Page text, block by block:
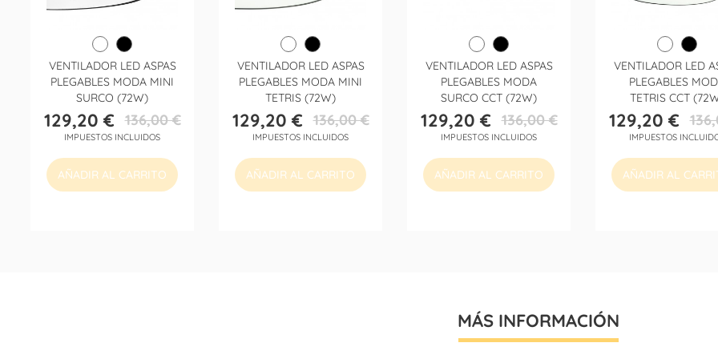
VENTILADOR LED ASPAS
PLEGABLES MODA MINI
SURCO (72W)
Precio
129,20 €Precio
base
136,00 €
IMPUESTOS INCLUIDOS
AÑADIR AL CARRITO
VENTILADOR LED ASPAS
PLEGABLES MODA MINI
TETRIS (72W)
Precio
129,20 €Precio
base
136,00 €
IMPUESTOS INCLUIDOS
AÑADIR AL CARRITO
VENTILADOR LED ASPAS
PLEGABLES MODA
SURCO CCT (72W)
Precio
129,20 €Precio
base
136,00 €
IMPUESTOS INCLUIDOS
AÑADIR AL CARRITO
VENTILADOR LED
PLEGABLES
TETRIS CCT
Precio
129,20 €Precio
base
IMPUESTOS
AÑADIR AL
MÁS INFORMACIÓN